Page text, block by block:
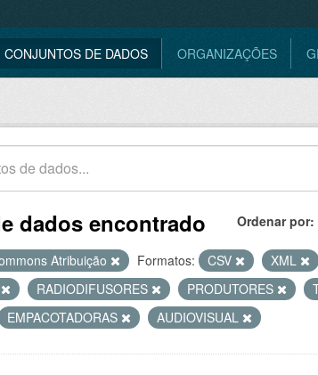
CONJUNTOS DE DADOS ORGANIZAÇÕES
Ordenar por
dados encontrado
Atribuição Formatos: CSV XML
RADIODIFUSORES PRODUTORES
EMPACOTADORAS AUDIOVISUAL